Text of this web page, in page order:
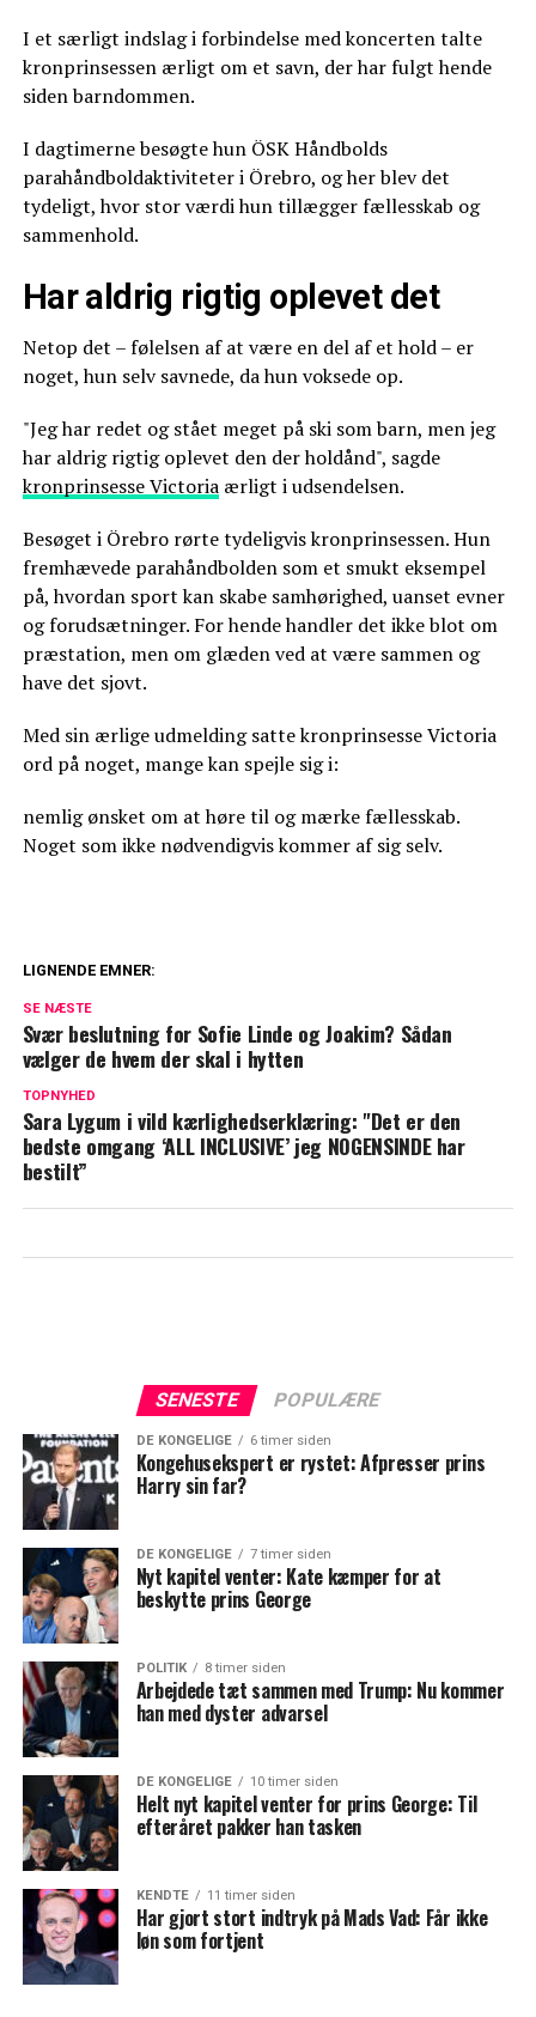
I et særligt indslag i forbindelse med koncerten talte
kronprinsessen ærligt om et savn, der har fulgt hende
siden barndommen.
I dagtimerne besøgte hun ÖSK Håndbolds
parahåndboldaktiviteter i Örebro, og her blev det
tydeligt, hvor stor værdi hun tillægger fællesskab og
sammenhold.
Har aldrig rigtig oplevet det
Netop det – følelsen af at være en del af et hold – er
noget, hun selv savnede, da hun voksede op.
"Jeg har redet og stået meget på ski som barn, men jeg
har aldrig rigtig oplevet den der holdånd", sagde
kronprinsesse Victoriaærligt i udsendelsen.
Besøget i Örebro rørte tydeligvis kronprinsessen. Hun
fremhævede parahåndbolden som et smukt eksempel
på, hvordan sport kan skabe samhørighed, uanset evner
og forudsætninger. For hende handler det ikke blot om
præstation, men om glæden ved at være sammen og
have det sjovt.
Med sin ærlige udmelding satte kronprinsesse Victoria
ord på noget, mange kan spejle sig i:
nemlig ønsket om at høre til og mærke fællesskab.
Noget som ikke nødvendigvis kommer af sig selv.
Kate vil ikke tilgive
Blachman åbner op om sårbart emne: Her
LIGNENDE EMNER:
SE NÆSTE
Svær beslutning for Sofie Linde og Joakim? Sådan
vælger de hvem der skal i hytten
TOPNYHED
Sara Lygum i vild kærlighedserklæring: "Det er den
bedste omgang ‘ALL INCLUSIVE’ jeg NOGENSINDE har
bestilt”
SENESTE POPULÆRE
DE KONGELIGE 6 timer siden
Kongehusekspert er rystet: Afpresser prins
Harry sin far?
DE KONGELIGE 7 timer siden
Nyt kapitel venter: Kate kæmper for at
beskytte prins George
POLITIK 8 timer siden
Arbejdede tæt sammen med Trump: Nu kommer
han med dyster advarsel
DE KONGELIGE 10 timer siden
Helt nyt kapitel venter for prins George: Til
efteråret pakker han tasken
KENDTE 11 timer siden
Har gjort stort indtryk på Mads Vad: Får ikke
løn som fortjent